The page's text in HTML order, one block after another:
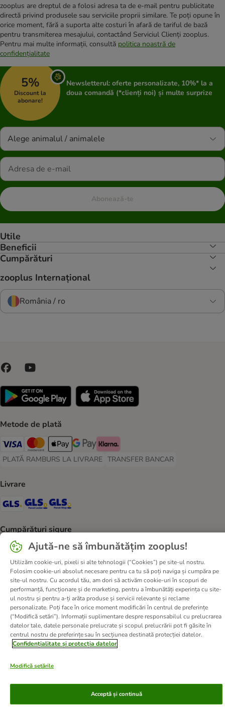
zooplus are dreptul de a folosi adresa ta de e-mail pentru publicitate
directă privind produsele sau serviciile proprii similare. Te poți opune în
orice moment, fără a suporta alte costuri în afară de tariful de bază
pentru transmiterea mesajului, contactând Serviciul Clienți zooplus.
Pentru mai multe informații, consultă politica noastră de
confidențialitate
5%
Discount la
abonare!
Newsletterul: oferte personalizate, 10%* la a
doua comandă (*clienți noi) și multe surprize
Alege animalul / animalele
Abonează-te
Utile
Beneficii
Cumpărături
zooplus Internațional
România / ro
Metode de plată
Visa Payment Method
Master Card Payment Method
Apple Pay Payment Method
Google Pay Payment Method
Klarna Payment Method
PLATĂ RAMBURS LA LIVRARE
PLATĂ RAMBURS LA LIVRARE Payment Method
TRANSFER BANCAR
TRANSFER BANCAR Payment
Livrare
GLS Shipping Method
GLS Locker Shipping Method
Cumpărături sigure
Security Security
Despre noi Cariere zooplus
Corporate Website
Informații legale
Termeni şi condiţii
Deșeuri și protecția mediului
Contact
Taxa şi durata de livrare
Retrageți-vă din contract aici
Metode de plată
Program de afiliere
Declarație de accesibilitate
Ajută-ne să îmbunătățim zooplus!
Utilizăm cookie-uri, pixeli si alte tehnologii (“Cookies”) pe site-ul nostru.
Folosim cookie-uri absolut necesare pentru ca tu să poți naviga și cumpăra pe
site-ul nostru. Cu acordul tău, am dori să activăm cookie-uri în scopuri de
performanță, funcționare și de marketing, pentru a îmbunătăți experința cu site-
ul nostru și pentru a-ți arăta produse și servicii relevante și reclame
personalizate. Poți face în orice moment modificări în centrul de preferințe
(“Modifică setări”). Informații suplimentare despre responsabilul cu prelucrarea
datelor tale, datele personale prelucrate și scopul prelucrării pot fi găsite în
centrul nostru de preferințe sau în secțiunea destinată protecției datelor.
Confidențialitate și protecția datelor
Modifică setările
Acceptă și continuă